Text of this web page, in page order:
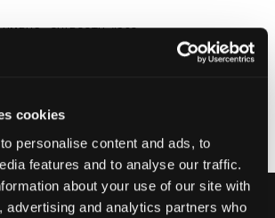
cookies
personalise content and ads, to
features and to analyse our traffic.
about your use of our site with
advertising and analytics partners who
OH|BOOTH #928